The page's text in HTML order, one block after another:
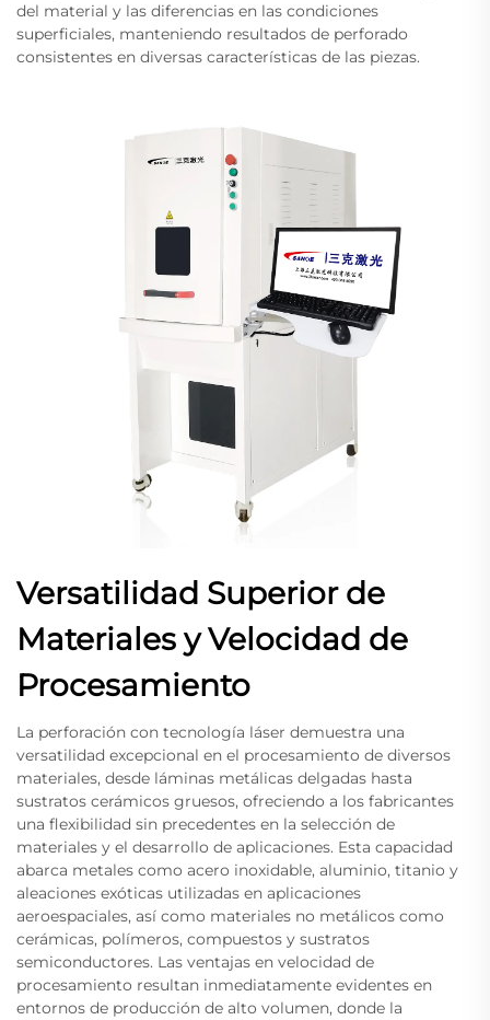
del material y las diferencias en las condiciones
superficiales, manteniendo resultados de perforado
consistentes en diversas características de las piezas.
Versatilidad Superior de
Materiales y Velocidad de
Procesamiento
La perforación con tecnología láser demuestra una
versatilidad excepcional en el procesamiento de diversos
materiales, desde láminas metálicas delgadas hasta
sustratos cerámicos gruesos, ofreciendo a los fabricantes
una flexibilidad sin precedentes en la selección de
materiales y el desarrollo de aplicaciones. Esta capacidad
abarca metales como acero inoxidable, aluminio, titanio y
aleaciones exóticas utilizadas en aplicaciones
aeroespaciales, así como materiales no metálicos como
cerámicas, polímeros, compuestos y sustratos
semiconductores. Las ventajas en velocidad de
procesamiento resultan inmediatamente evidentes en
entornos de producción de alto volumen, donde la